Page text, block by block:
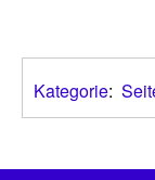
Kategorie: